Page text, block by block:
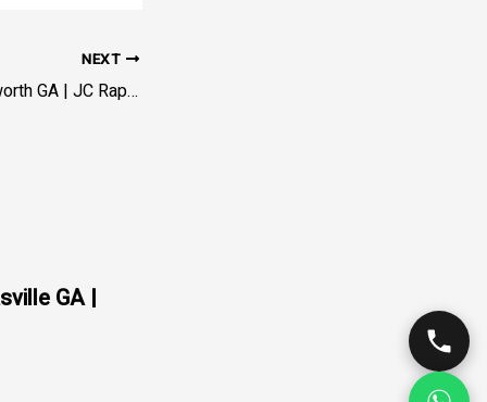
NEXT
Towing Service Acworth GA | JC Rapid Towing – Cherokee/Cobb
GA |